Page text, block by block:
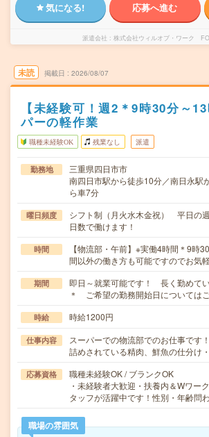
気になる! 応募へ進む
派遣会社 株式会社ウィルオブ・ワーク
未読 掲載日 2026/08/07
【未経験可！週2＊9時30分～
パーの軽作業
職種未経験OK 残業なし 派遣
勤務地
三重県四日市市
南四日市駅から徒歩10分／南日永駅
ら車7分
曜日頻度
シフト制（月火水木金祝） 平日の
日数で働けます！
時間
【物流部・午前】※実働4時間＊9時
間以外の働き方も可能ですのでお気
期間
即日～就業可能です！ 長く勤めて
＊ ご希望の勤務開始日については
時給 時給1200円
仕事内容
スーパーでの物流部でのお仕事です
詰めされている精肉、鮮魚の仕分け
応募資格
職種未経験OK / ブランクOK
・未経験者大歓迎・扶養内＆Wワー
タッフが活躍中です！性別・年齢問
職場の雰囲気